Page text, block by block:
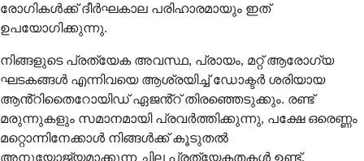
രോഗികൾക്ക് ദീർഘകാല പരിഹാരമായും ഇത്
ഉപയോഗിക്കുന്നു.
നിങ്ങളുടെ പ്രത്യേക അവസ്ഥ, പ്രായം, മറ്റ് ആരോഗ്യ
ഘടകങ്ങൾ എന്നിവയെ ആശ്രയിച്ച് ഡോക്ടർ ശരിയായ
ആൻ്റിതൈറോയിഡ് ഏജൻ്റ് തിരഞ്ഞെടുക്കും. രണ്ട്
മരുന്നുകളും സമാനമായി പ്രവർത്തിക്കുന്നു, പക്ഷേ ഒരെണ്ണം
മറ്റൊന്നിനേക്കാൾ നിങ്ങൾക്ക് കൂടുതൽ
അനുയോജ്യമാക്കുന്ന ചില പ്രത്യേകതകൾ ഉണ്ട്.